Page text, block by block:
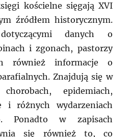
kościelne sięgają XVI
źródłem historycznym.
danych o
i zgonach, pastorzy
również informacje o
Znajdują się w
epidemiach,
i różnych wydarzeniach
Ponadto w zapisach
się również to, co